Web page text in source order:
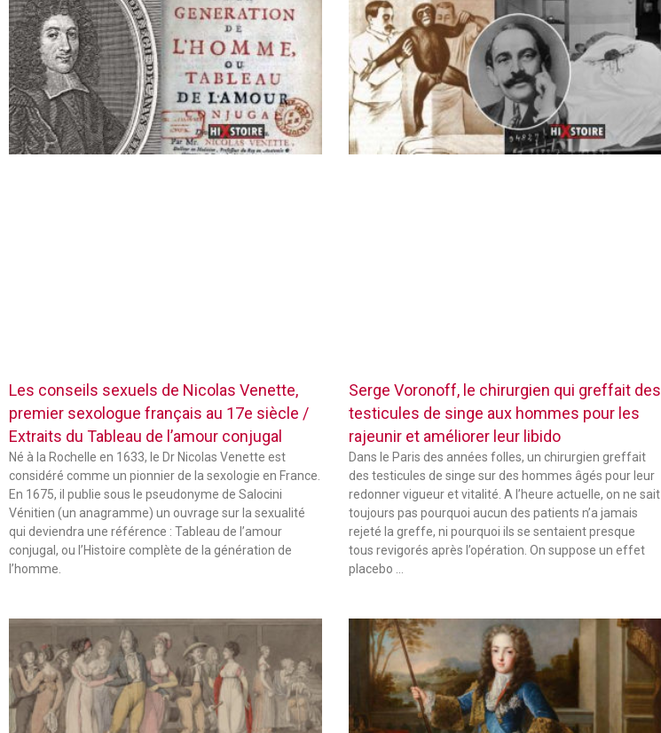
Les conseils sexuels de Nicolas Venette,
premier sexologue français au 17e siècle /
Extraits du Tableau de l’amour conjugal
Né à la Rochelle en 1633, le Dr Nicolas Venette est
considéré comme un pionnier de la sexologie en France.
En 1675, il publie sous le pseudonyme de Salocini
Vénitien (un anagramme) un ouvrage sur la sexualité
qui deviendra une référence : Tableau de l’amour
conjugal, ou l’Histoire complète de la génération de
l’homme.
Serge Voronoff, le chirurgien qui greffait des
testicules de singe aux hommes pour les
rajeunir et améliorer leur libido
Dans le Paris des années folles, un chirurgien greffait
des testicules de singe sur des hommes âgés pour leur
redonner vigueur et vitalité. A l’heure actuelle, on ne sait
toujours pas pourquoi aucun des patients n’a jamais
rejeté la greffe, ni pourquoi ils se sentaient presque
tous revigorés après l’opération. On suppose un effet
placebo …